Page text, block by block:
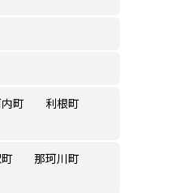
町
利根町
那珂川町